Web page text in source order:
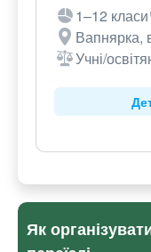
1–12 класи
Вапнярка,
Учні/
Як